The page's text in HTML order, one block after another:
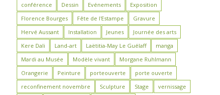
conférence
Dessin Evénements
Exposition
Florence Bourges
Fête de l'Estampe
Gravure
Hervé Aussant
Installation Jeunes
Journée des arts
Kere Dali
Land-art Laëtitia-May Le Guélaff
manga
Mardi au Musée
Modèle vivant
Morgane Ruhlmann
Orangerie
Peinture porteouverte
porte ouverte
reconfinement novembre
Sculpture Stage
vernissage